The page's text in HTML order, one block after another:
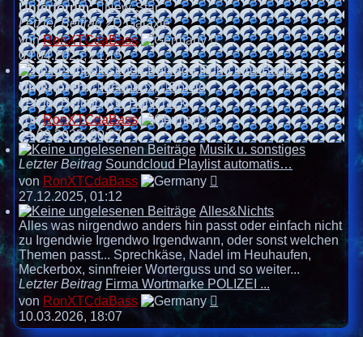
Unterforum:
New-Star
Letzter Beitrag 2D Galaxie
vonRonXTCdaBass
Neuester
Beitrag
09.04.2025, 21:15
Rund ums Board
Unterforen:
Ideenbox, Spiele
Letzter Beitrag Re: PolyTrack
vonRonXTCdaBass
Neuester
Beitrag
24.09.2025, 00:27
Musik u. sonstiges
Letzter Beitrag Soundcloud Playlist automatis…
von RonXTCdaBass
27.12.2025, 01:12
Alles&Nichts
Alles was nirgendwo anders hin passt oder einfach nicht
zu Irgendwie Irgendwo Irgendwann, oder sonst welchen
Themen passt... Sprechkäse, Nadel im Heuhaufen,
Meckerbox, sinnfreier Worterguss und so weiter...
Letzter Beitrag Firma Wortmarke POLIZEI ...
von RonXTCdaBass
Neuester
10.03.2026, 18:07